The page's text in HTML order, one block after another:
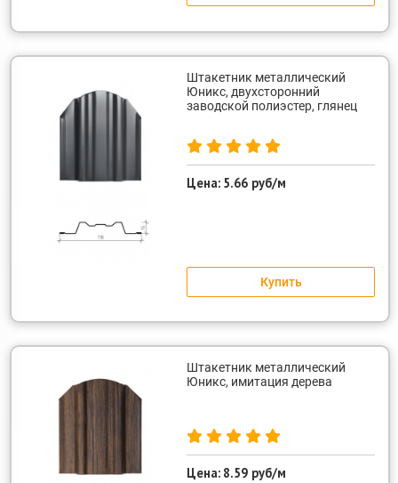
Штакетник металлический
Юникс, двухсторонний
заводской полиэстер, глянец
Цена: 5.66 руб/м
Купить
Штакетник металлический
Юникс, имитация дерева
Цена: 8.59 руб/м